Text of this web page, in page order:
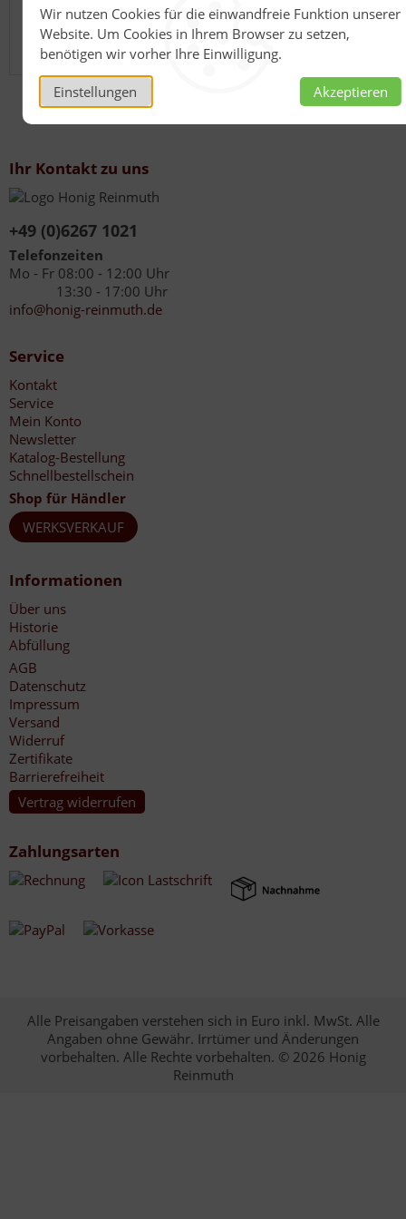
Wir nutzen Cookies für die einwandfreie Funktion unserer
Website. Um Cookies in Ihrem Browser zu setzen,
benötigen wir vorher Ihre Einwilligung.
Einstellungen Akzeptieren
dass Sie das für dieses Produkt gesetzliche Mindestalter
haben. Bitte seien Sie verantwortungsvoll mit diesem
Artikel.
Ihr Kontakt zu uns
+49 (0)6267 1021
Telefonzeiten
Mo - Fr 08:00 - 12:00 Uhr
13:30 - 17:00 Uhr
info@honig-reinmuth.de
Service
Kontakt
Service
Mein Konto
Newsletter
Katalog-Bestellung
Schnellbestellschein
Shop für Händler
WERKSVERKAUF
Informationen
Über uns
Historie
Abfüllung
AGB
Datenschutz
Impressum
Versand
Widerruf
Zertifikate
Barrierefreiheit
Vertrag widerrufen
Zahlungsarten
Alle Preisangaben verstehen sich in Euro inkl. MwSt. Alle
Angaben ohne Gewähr. Irrtümer und Änderungen
vorbehalten. Alle Rechte vorbehalten. © 2026 Honig
Reinmuth